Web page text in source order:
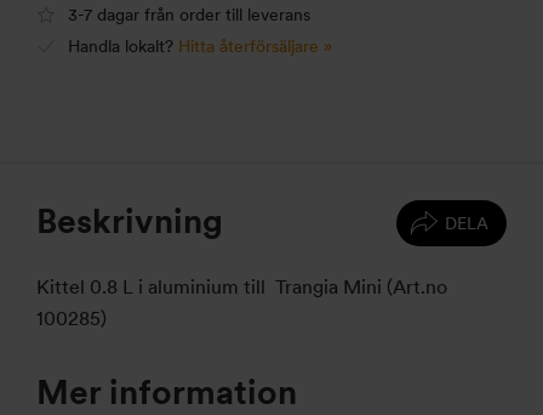
3-7 dagar från order till leverans
Handla lokalt? Hitta återförsäljare »
DELA
Beskrivning
Kittel 0.8 L i aluminium till Trangia Mini (Art.no
100285)
Mer information